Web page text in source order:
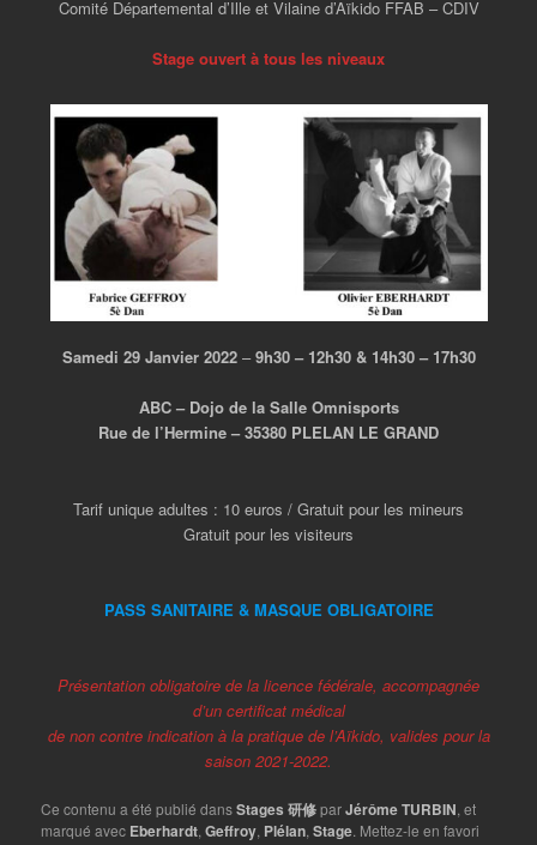
Comité Départemental d’Ille et Vilaine d’Aïkido FFAB – CDIV
Stage ouvert à tous les niveaux
Samedi 29 Janvier 2022–9h30 – 12h30 & 14h30 – 17h30
ABC – Dojo de la Salle Omnisports
Rue de l’Hermine – 35380 PLELAN LE GRAND
Tarif unique adultes : 10 euros / Gratuit pour les mineurs
Gratuit pour les visiteurs
PASS SANITAIRE & MASQUE OBLIGATOIRE
Présentation obligatoire de la licence fédérale, accompagnée
d’un certificat médical
de non contre indication à la pratique de l’Aïkido, valides pour la
saison 2021-2022.
Ce contenu a été publié dansStages 研修parJérôme TURBIN, et
marqué avec Eberhardt,Geffroy, Plélan,Stage. Mettez-le en favori